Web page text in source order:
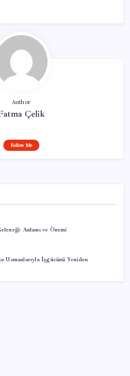
Author
Çelik
Follow Me
Anlamı ve Önemi
Uzmanlarıyla İşgücünü Yeniden